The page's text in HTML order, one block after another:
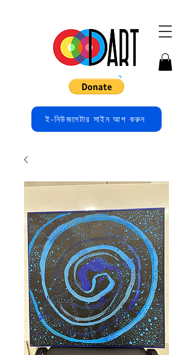
ই-নিউজলেটার সাইন আপ করুন